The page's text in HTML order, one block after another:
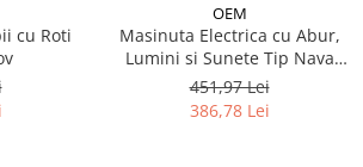
cu Roti
OEM
Masinuta Electrica cu Abur,
Lumini si Sunete Tip Nava
Spatiala
451,97 Lei
386,78 Lei